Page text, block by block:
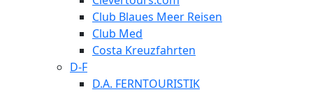
Club Blaues Meer Reisen
Club Med
Costa Kreuzfahrten
D-F
D.A. FERNTOURISTIK